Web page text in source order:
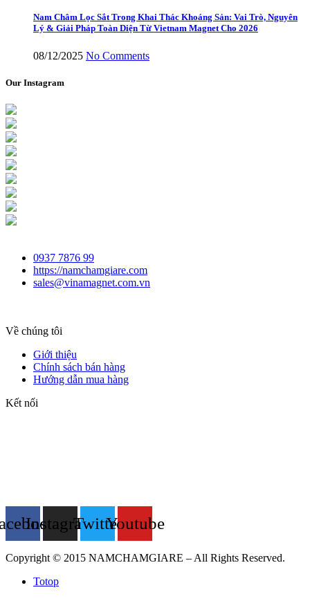
Nam Châm Lọc Sắt Trong Khai Thác Khoáng Sản: Vai Trò, Nguyên
Lý & Giải Pháp Toàn Diện Từ Vietnam Magnet Cho 2026
08/12/2025 No Comments
Our Instagram
0937 7876 99
https://namchamgiare.com
sales@vinamagnet.com.vn
Về chúng tôi
Giới thiệu
Chính sách bán hàng
Hướng dẫn mua hàng
Kết nối
InstagramTwitterYoutube
Copyright © 2015 NAMCHAMGIARE – All Rights Reserved.
Totop